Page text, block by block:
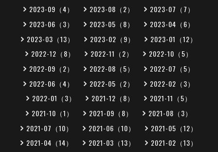
2023-09（4）
2023-08（2）
2023-07（7）
2023-06（3）
2023-05（8）
2023-04（6）
2023-03（13）
2023-02（9）
2023-01（12）
2022-12（8）
2022-11（2）
2022-10（5）
2022-09（2）
2022-08（5）
2022-07（5）
2022-06（4）
2022-05（2）
2022-02（3）
2022-01（3）
2021-12（8）
2021-11（5）
2021-10（1）
2021-09（8）
2021-08（3）
2021-07（10）
2021-06（10）
2021-05（12）
2021-04（14）
2021-03（13）
2021-02（13）